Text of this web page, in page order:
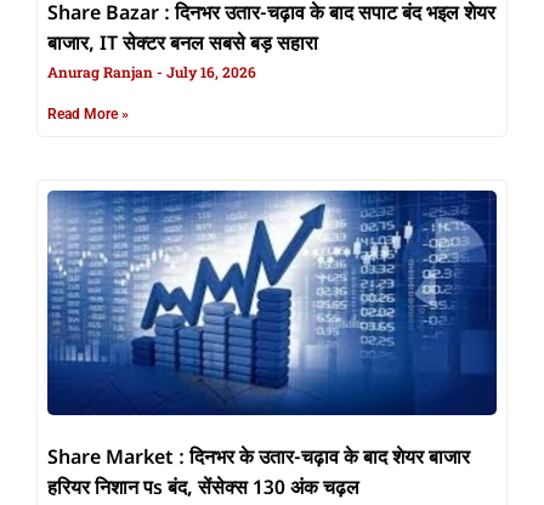
Share Bazar : दिनभर उतार-चढ़ाव के बाद सपाट बंद भइल शेयर
बाजार, IT सेक्टर बनल सबसे बड़ सहारा
Anurag Ranjan July 16, 2026
Read More »
Share Market : दिनभर के उतार-चढ़ाव के बाद शेयर बाजार
हरियर निशान पs बंद, सेंसेक्स 130 अंक चढ़ल